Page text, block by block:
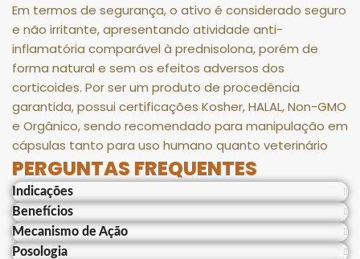
Em termos de segurança, o ativo é considerado seguro
e não irritante, apresentando atividade anti-
inflamatória comparável à prednisolona, porém de
forma natural e sem os efeitos adversos dos
corticoides. Por ser um produto de procedência
garantida, possui certificações Kosher, HALAL, Non-GMO
e Orgânico, sendo recomendado para manipulação em
cápsulas tanto para uso humano quanto veterinário
PERGUNTAS FREQUENTES
Indicações
Benefícios
Mecanismo de Ação
Posologia